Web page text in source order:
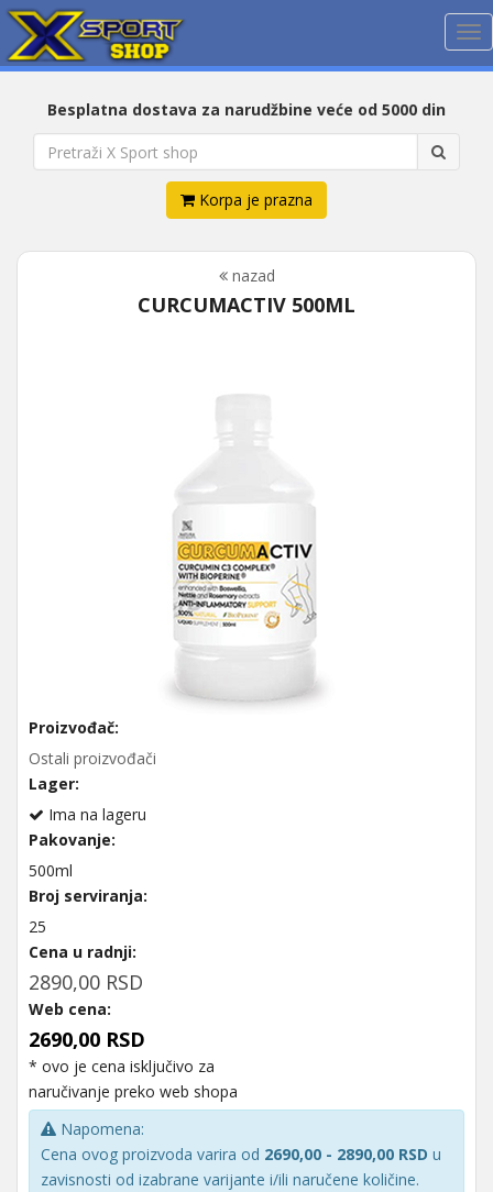
Besplatna dostava za narudžbine veće od 5000 din
Korpa je prazna
nazad
CURCUMACTIV 500ML
Proizvođač:
Ostali proizvođači
Lager:
Ima na lageru
Pakovanje:
500ml
Broj serviranja:
25
Cena u radnji:
2890,00 RSD
Web cena:
2690,00 RSD
* ovo je cena isključivo za
naručivanje preko web shopa
Napomena:
Cena ovog proizvoda varira od 2690,00 - 2890,00 RSD u
zavisnosti od izabrane varijante i/ili naručene količine.